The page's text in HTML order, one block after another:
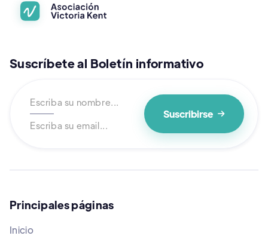
Suscríbete al Boletín informativo

Principales páginas
Inicio